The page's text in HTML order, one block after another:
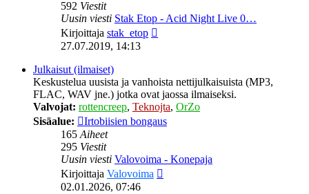
592 Viestit
Uusin viesti Stak Etop - Acid Night Live 0…
Kirjoittaja stak_etop
27.07.2019, 14:13
Julkaisut (ilmaiset)
Keskustelua uusista ja vanhoista nettijulkaisuista (MP3,
FLAC, WAV jne.) jotka ovat jaossa ilmaiseksi.
Valvojat: rottencreep, Teknojta, OrZo
Sisäalue:
Irtobiisien bongaus
165Aiheet
295 Viestit
Uusin viesti Valovoima - Konepaja
Kirjoittaja Valovoima
02.01.2026, 07:46